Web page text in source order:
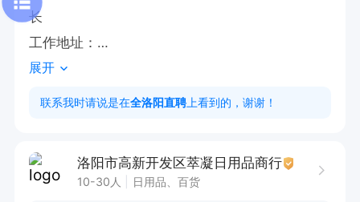
长
工作地址：
间隙，西工，洛龙多店各个区域可就近分配
展开
联系我时请说是在全洛阳直聘 上看到的，谢谢！
洛阳市高新开发区萃凝日用品商行
10-30人 日用品、百货